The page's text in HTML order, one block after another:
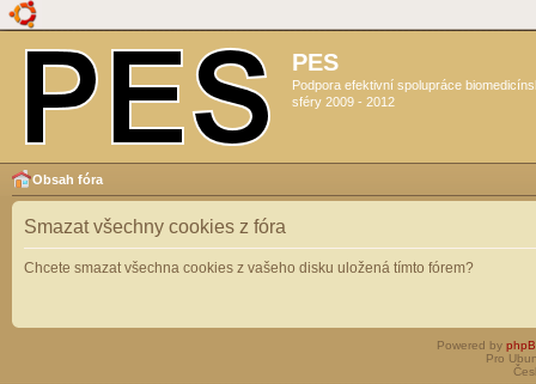
PES
Podpora efektivní spolupráce
sféry 2009 - 2012
Obsah fóra
Smazat všechny cookies z fóra
Chcete smazat všechna cookies z vašeho disku uložená tímto fórem?
Powered by
Pro